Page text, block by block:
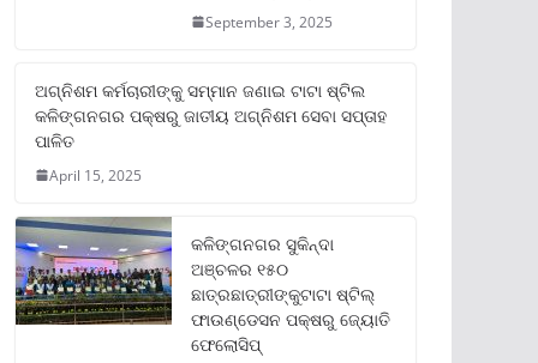
September 3, 2025
ଅଗ୍ନିଶମ କର୍ମଚାରୀଙ୍କୁ ସମ୍ମାନ ଜଣାଇ ଟାଟା ଷ୍ଟିଲ
କଳିଙ୍ଗନଗର ପକ୍ଷରୁ ଜାତୀୟ ଅଗ୍ନିଶମ ସେବା ସପ୍ତାହ
ପାଳିତ
April 15, 2025
କଳିଙ୍ଗନଗର ସୁକିନ୍ଦା
ଅଞ୍ଚଳର ୧୫୦
ଛାତ୍ରଛାତ୍ରୀଙ୍କୁଟାଟା ଷ୍ଟିଲ୍
ଫାଉଣ୍ଡେସନ ପକ୍ଷରୁ ଜ୍ୟୋତି
ଫେଲୋସିପ୍‌